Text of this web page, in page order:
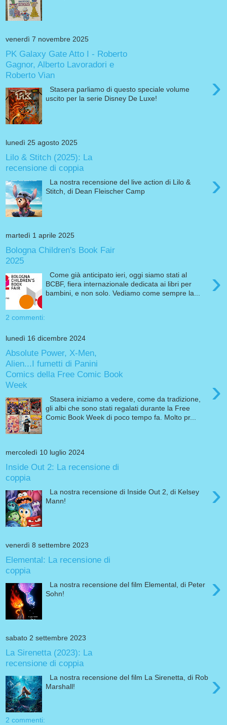
venerdì 7 novembre 2025
PK Galaxy Gate Atto I - Roberto
Gagnor, Alberto Lavoradori e
Roberto Vian
›
Stasera parliamo di questo speciale volume
uscito per la serie Disney De Luxe!
lunedì 25 agosto 2025
Lilo & Stitch (2025): La
recensione di coppia
›
La nostra recensione del live action di Lilo &
Stitch, di Dean Fleischer Camp
martedì 1 aprile 2025
Bologna Children's Book Fair
2025
›
Come già anticipato ieri, oggi siamo stati al
BCBF, fiera internazionale dedicata ai libri per
bambini, e non solo. Vediamo come sempre la...
2 commenti:
lunedì 16 dicembre 2024
Absolute Power, X-Men,
Alien...I fumetti di Panini
Comics della Free Comic Book
Week
›
Stasera iniziamo a vedere, come da tradizione,
gli albi che sono stati regalati durante la Free
Comic Book Week di poco tempo fa. Molto pr...
mercoledì 10 luglio 2024
Inside Out 2: La recensione di
coppia
›
La nostra recensione di Inside Out 2, di Kelsey
Mann!
venerdì 8 settembre 2023
Elemental: La recensione di
coppia
›
La nostra recensione del film Elemental, di Peter
Sohn!
sabato 2 settembre 2023
La Sirenetta (2023): La
recensione di coppia
›
La nostra recensione del film La Sirenetta, di Rob
Marshall!
2 commenti: